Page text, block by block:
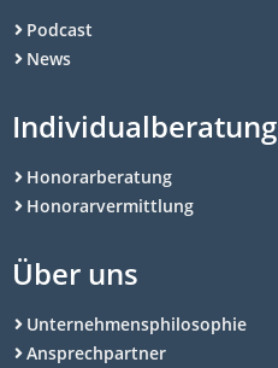
Podcast
News
Individualberatung
Honorarberatung
Honorarvermittlung
Über uns
Unternehmensphilosophie
Ansprechpartner